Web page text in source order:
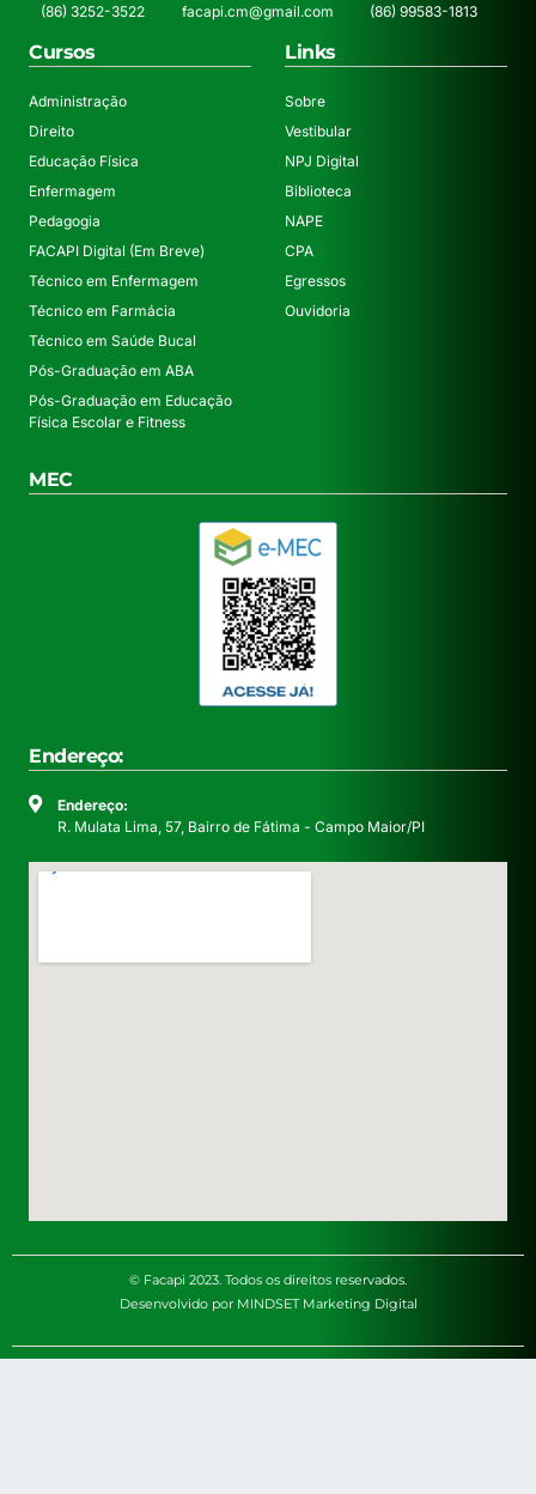
(86) 3252-3522 facapi.cm@gmail.com (86) 99583-1813
Cursos
Administração
Direito
Educação Física
Enfermagem
Pedagogia
FACAPI Digital (Em Breve)
Técnico em Enfermagem
Técnico em Farmácia
Técnico em Saúde Bucal
Pós-Graduação em ABA
Pós-Graduação em Educação
Física Escolar e Fitness
Links
Sobre
Vestibular
NPJ Digital
Biblioteca
NAPE
CPA
Egressos
Ouvidoria
MEC
Endereço:
Endereço:
R. Mulata Lima, 57, Bairro de Fátima - Campo Maior/PI
© Facapi 2023. Todos os direitos reservados.
Desenvolvido por MINDSET Marketing Digital